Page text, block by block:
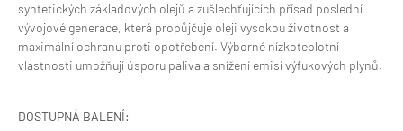
syntetických základových olejů a zušlechťujících přísad poslední
vývojové generace, která propůjčuje oleji vysokou životnost a
maximální ochranu proti opotřebení. Výborné nízkoteplotní
vlastnosti umožňují úsporu paliva a snížení emisí výfukových plynů.
DOSTUPNÁ BALENÍ: